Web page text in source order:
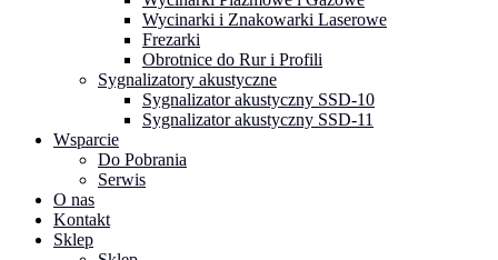
Wycinarki i Znakowarki Laserowe
Frezarki
Obrotnice do Rur i Profili
Sygnalizatory akustyczne
Sygnalizator akustyczny SSD-10
Sygnalizator akustyczny SSD-11
Wsparcie
Do Pobrania
Serwis
O nas
Kontakt
Sklep